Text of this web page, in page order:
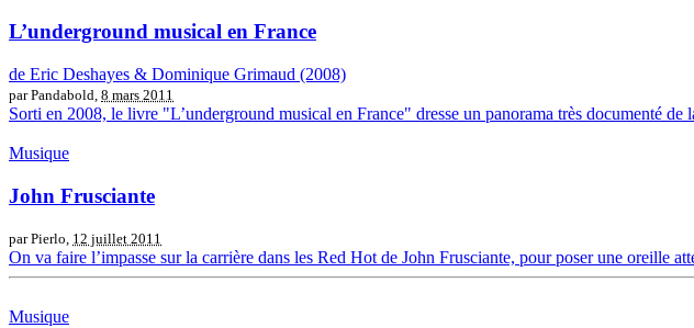
L’underground musical en France
de Eric Deshayes & Dominique Grimaud (2008)
par Pandabold, 8 mars 2011
Sorti en 2008, le livre "L’underground musical en France" dresse un panorama très documenté
Musique
John Frusciante
par Pierlo, 12 juillet 2011
On va faire l’impasse sur la carrière dans les Red Hot de John Frusciante, pour poser une oreille
Musique